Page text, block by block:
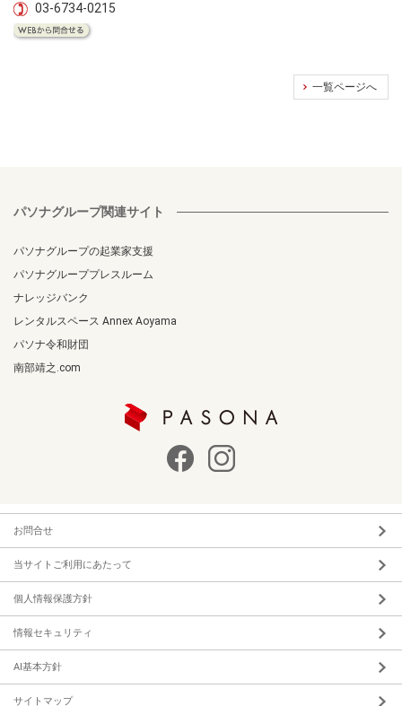
03-6734-0215
一覧ページへ
パソナグループ関連サイト
パソナグループの起業家支援
パソナグループプレスルーム
ナレッジバンク
レンタルスペース Annex Aoyama
パソナ令和財団
南部靖之.com
お問合せ
当サイトご利用にあたって
個人情報保護方針
情報セキュリティ
AI基本方針
サイトマップ